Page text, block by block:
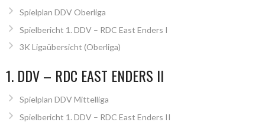
Spielplan DDV Oberliga
Spielbericht 1. DDV – RDC East Enders I
3K Ligaübersicht (Oberliga)
1. DDV – RDC EAST ENDERS II
Spielplan DDV Mittelliga
Spielbericht 1. DDV – RDC East Enders II